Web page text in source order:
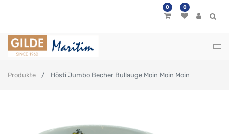
0 0
Produkte Hösti Jumbo Becher Bullauge Moin Moin Moin